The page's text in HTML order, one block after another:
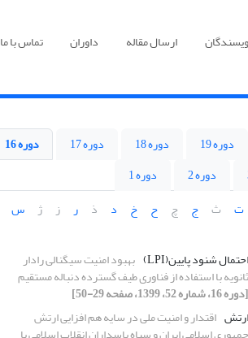
ارسال مقاله داوران تماس با ما
دوره 19 دوره 18 دوره 17 دوره 16
دوره 2
دوره 1
ت ث ج چ ح خ د ذ ر ز ژ س
احتمال شنود پایین(LPI) بهبود امنیت سیگنالی رادار
ثانویه با استفاده از فناوری طیف گسترده دنباله مستقیم
[دوره 16، شماره 52، 1399، صفحه 29-50]
ارتش اقتدار و امنیت ملی در سایه هم افزایی ارتش